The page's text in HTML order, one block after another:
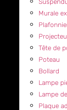
Murale
Tête de
Poteau
Bollard
Lampe
Lampe
Plaque